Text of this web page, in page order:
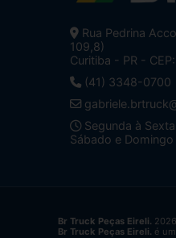
Rua Pedrina
109,8)
Curitiba - PR -
(41) 3348-0700
Segunda à
Sábado e
Br Truck Peças Eireli.
Br Truck Peças Eireli. é